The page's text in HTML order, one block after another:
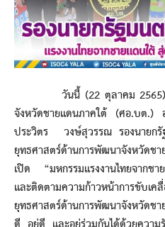
วันนี้ (22 ตุลาคม 2565) เ
จังหวัดชายแดนภาคใต้ (ศอ.บต.)
ประวิตร วงษ์สุวรรณ รองนายก
ยุทธศาสตร์ด้านการพัฒนาจังหวัดช
เปิด “มหกรรมแรงงานไทยจากชา
และติดตามความก้าวหน้าการขับเ
ยุทธศาสตร์ด้านการพัฒนาจังหวัดช